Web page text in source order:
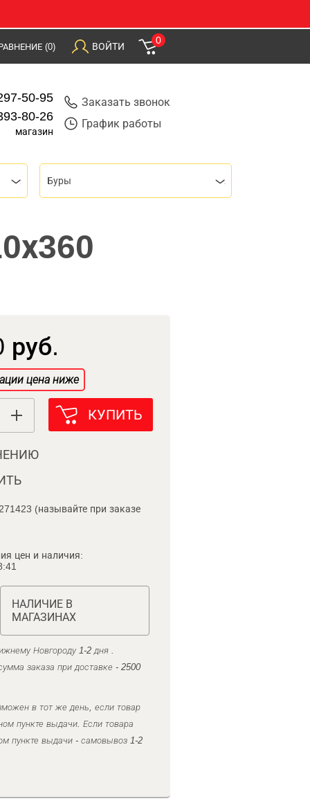
(0) ВОЙТИ
0
50-95
80-26
магазин
Заказать звонок
График работы
Буры
руб.
цена ниже
КУПИТЬ
(называйте при заказе
цен и наличия:
НАЛИЧИЕ В
МАГАЗИНАХ
Новгороду 1-2 дня .
заказа при доставке - 2500
в тот же день, если товар
пункте выдачи. Если товара
пункте выдачи - самовывоз 1-2